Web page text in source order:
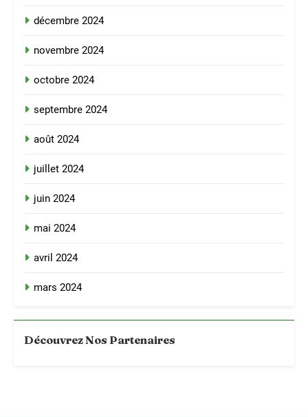
décembre 2024
novembre 2024
octobre 2024
septembre 2024
août 2024
juillet 2024
juin 2024
mai 2024
avril 2024
mars 2024
Découvrez Nos Partenaires